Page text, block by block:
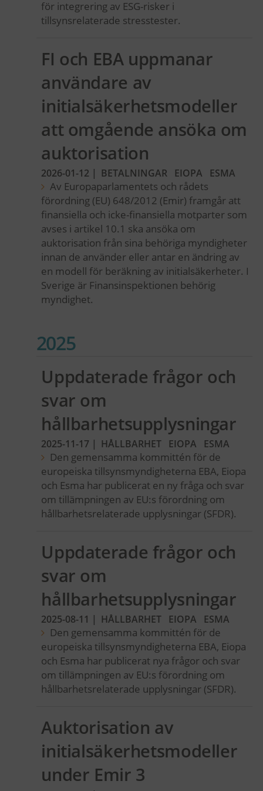
för integrering av ESG-risker i
tillsynsrelaterade stresstester.
FI och EBA uppmanar
användare av
initialsäkerhetsmodeller
att omgående ansöka om
auktorisation
2026-01-12 | BETALNINGAR EIOPA ESMA
Av Europaparlamentets och rådets
förordning (EU) 648/2012 (Emir) framgår att
finansiella och icke-finansiella motparter som
avses i artikel 10.1 ska ansöka om
auktorisation från sina behöriga myndigheter
innan de använder eller antar en ändring av
en modell för beräkning av initialsäkerheter. I
Sverige är Finansinspektionen behörig
myndighet.
2025
Uppdaterade frågor och
svar om
hållbarhetsupplysningar
2025-11-17 | HÅLLBARHET EIOPA ESMA
Den gemensamma kommittén för de
europeiska tillsynsmyndigheterna EBA, Eiopa
och Esma har publicerat en ny fråga och svar
om tillämpningen av EU:s förordning om
hållbarhetsrelaterade upplysningar (SFDR).
Uppdaterade frågor och
svar om
hållbarhetsupplysningar
2025-08-11 | HÅLLBARHET EIOPA ESMA
Den gemensamma kommittén för de
europeiska tillsynsmyndigheterna EBA, Eiopa
och Esma har publicerat nya frågor och svar
om tillämpningen av EU:s förordning om
hållbarhetsrelaterade upplysningar (SFDR).
Auktorisation av
initialsäkerhetsmodeller
under Emir 3